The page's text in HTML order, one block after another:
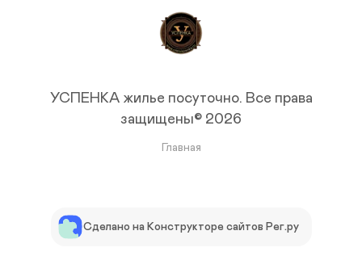
УСПЕНКА жилье посуточно. Все права
защищены© 2026
Главная
Сделано на Конструкторе сайтов Рег.ру